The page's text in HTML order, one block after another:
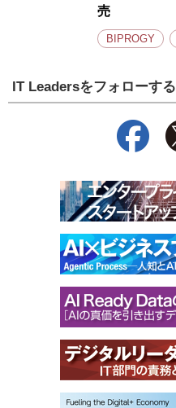
売
BIPROGY
IT Leadersをフォローする